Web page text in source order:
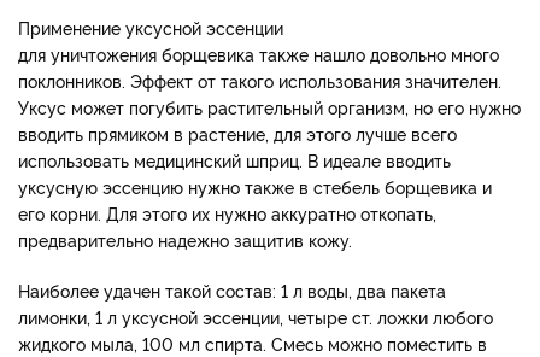
Применение уксусной эссенции
для уничтожения борщевика также нашло довольно много
поклонников. Эффект от такого использования значителен.
Уксус может погубить растительный организм, но его нужно
вводить прямиком в растение, для этого лучше всего
использовать медицинский шприц. В идеале вводить
уксусную эссенцию нужно также в стебель борщевика и
его корни. Для этого их нужно аккуратно откопать,
предварительно надежно защитив кожу.
Наиболее удачен такой состав: 1 л воды, два пакета
лимонки, 1 л уксусной эссенции, четыре ст. ложки любого
жидкого мыла, 100 мл спирта. Смесь можно поместить в